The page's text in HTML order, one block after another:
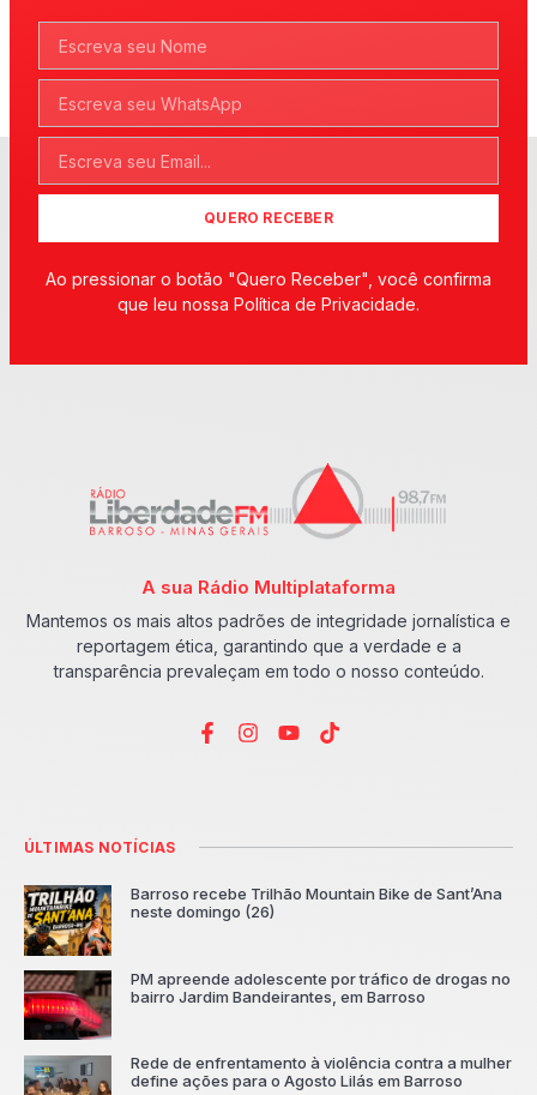
QUERO RECEBER
Ao pressionar o botão "Quero Receber", você confirma
que leu nossa Política de Privacidade.
A sua Rádio Multiplataforma
Mantemos os mais altos padrões de integridade jornalística e
reportagem ética, garantindo que a verdade e a
transparência prevaleçam em todo o nosso conteúdo.
ÚLTIMAS NOTÍCIAS
Barroso recebe Trilhão Mountain Bike de Sant’Ana
neste domingo (26)
PM apreende adolescente por tráfico de drogas no
bairro Jardim Bandeirantes, em Barroso
Rede de enfrentamento à violência contra a mulher
define ações para o Agosto Lilás em Barroso